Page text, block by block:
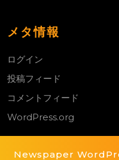
メタ情報
ログイン
投稿フィード
コメントフィード
WordPress.org
Newspaper